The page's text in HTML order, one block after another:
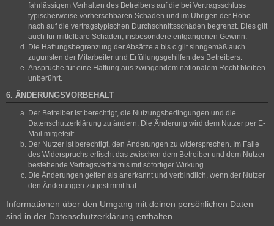
fahrlässigem Verhalten des Betreibers auf die bei Vertragsschluss
typischerweise vorhersehbaren Schäden und im Übrigen der Höhe
nach auf die vertragstypischen Durchschnittsschäden begrenzt. Dies gilt
auch für mittelbare Schäden, insbesondere entgangenen Gewinn.
Die Haftungsbegrenzung der Absätze a bis c gilt sinngemäß auch
zugunsten der Mitarbeiter und Erfüllungsgehilfen des Betreibers.
Ansprüche für eine Haftung aus zwingendem nationalem Recht bleiben
unberührt.
6. ÄNDERUNGSVORBEHALT
Der Betreiber ist berechtigt, die Nutzungsbedingungen und die
Datenschutzerklärung zu ändern. Die Änderung wird dem Nutzer per E-
Mail mitgeteilt.
Der Nutzer ist berechtigt, den Änderungen zu widersprechen. Im Falle
des Widerspruchs erlischt das zwischen dem Betreiber und dem Nutzer
bestehende Vertragsverhältnis mit sofortiger Wirkung.
Die Änderungen gelten als anerkannt und verbindlich, wenn der Nutzer
den Änderungen zugestimmt hat.
Informationen über den Umgang mit deinen persönlichen Daten
sind in der Datenschutzerklärung enthalten.